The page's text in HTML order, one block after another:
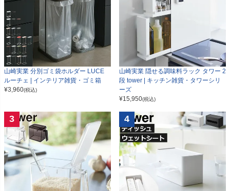
山崎実業 分別ゴミ袋ホルダー LUCE
ルーチェ | インテリア雑貨・ゴミ箱
¥3,960(税込)
山崎実業 隠せる調味料ラック タワー 2
段 tower | キッチン雑貨・タワーシリ
ーズ
¥15,950(税込)
3 4